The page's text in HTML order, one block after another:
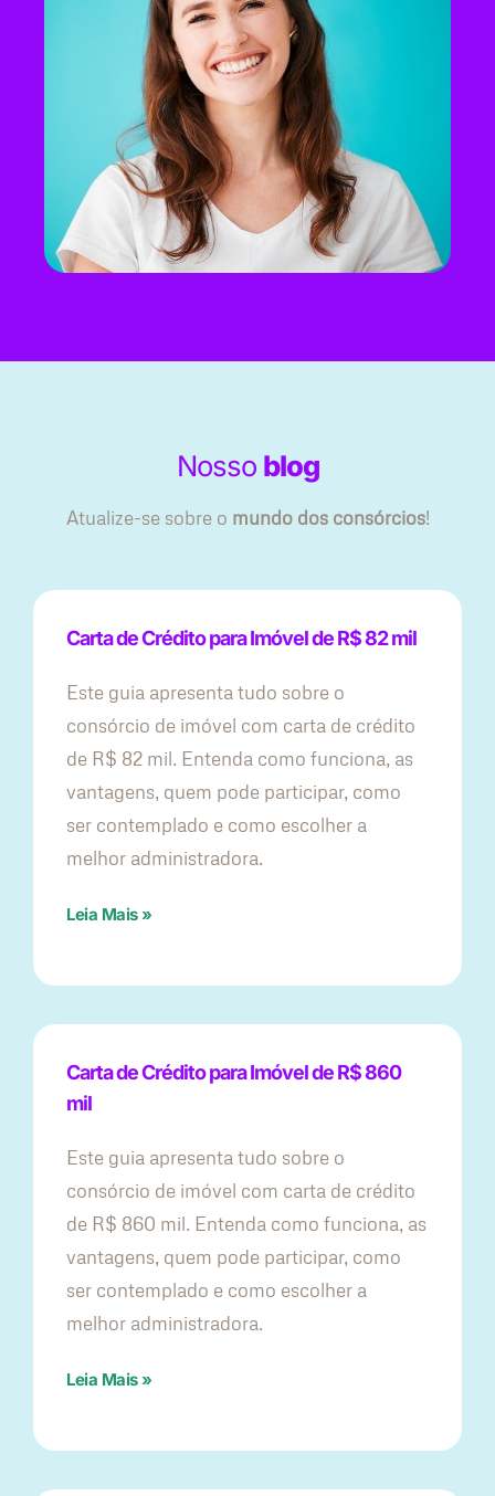
Nosso blog
Atualize-se sobre o mundo dos consórcios!
Carta de Crédito para Imóvel de R$ 82 mil
Este guia apresenta tudo sobre o
consórcio de imóvel com carta de crédito
de R$ 82 mil. Entenda como funciona, as
vantagens, quem pode participar, como
ser contemplado e como escolher a
melhor administradora.
Leia Mais »
Carta de Crédito para Imóvel de R$ 860
mil
Este guia apresenta tudo sobre o
consórcio de imóvel com carta de crédito
de R$ 860 mil. Entenda como funciona, as
vantagens, quem pode participar, como
ser contemplado e como escolher a
melhor administradora.
Leia Mais »